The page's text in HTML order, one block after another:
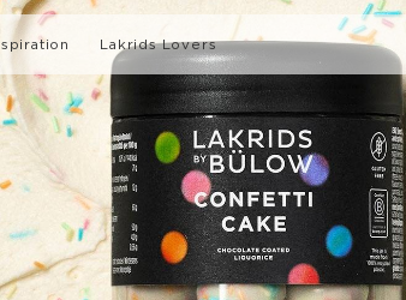
Artikler
Opskrifter
Lakrids Lovers